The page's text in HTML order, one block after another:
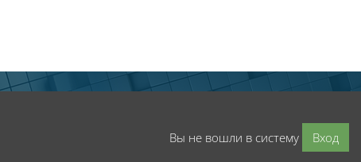
Вы не вошли в систему Вход